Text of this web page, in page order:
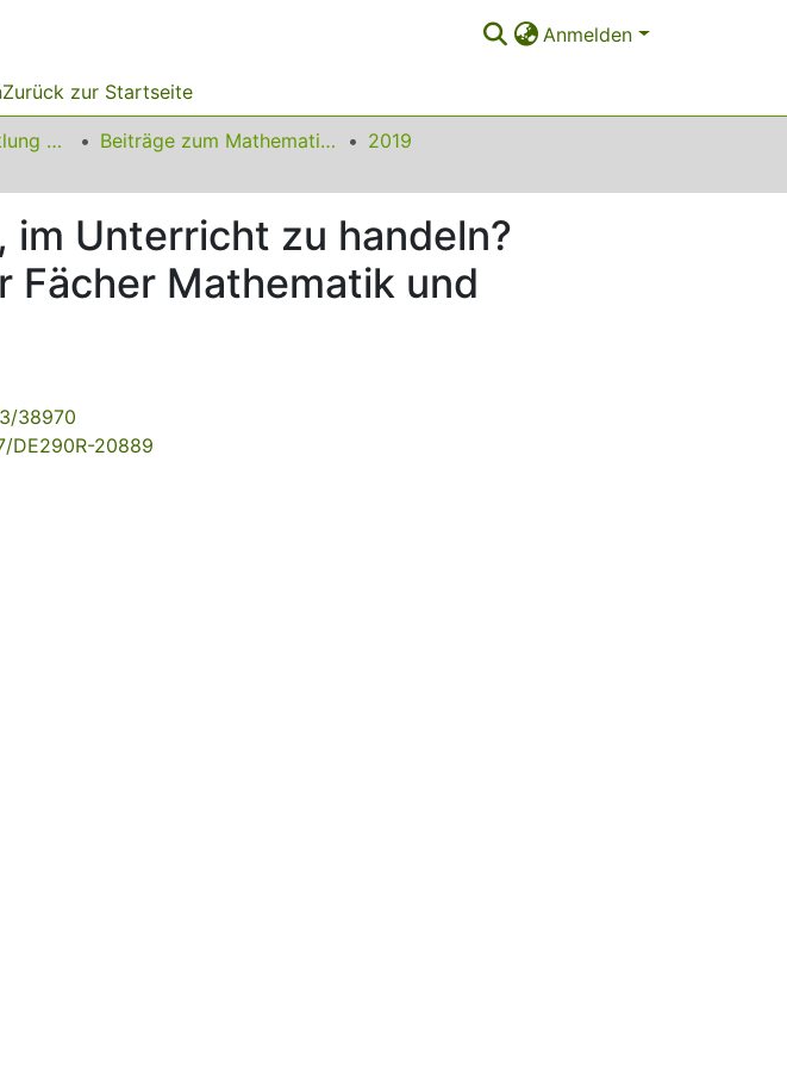
Anmelden
Zurück zur Startseite
Institut für Entwicklung und Erforschung des Mathematikunterrichts Beiträge zum Mathematikunterricht
2019
Unterricht zu handeln?
Fächer Mathematik und
38970
DE290R-20889